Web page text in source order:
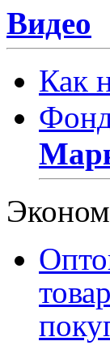
Видео
Как